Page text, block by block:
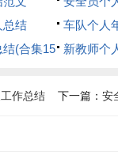
15篇)
总结
车队个人
(合集15
新教师个
作总结 下一篇： 安